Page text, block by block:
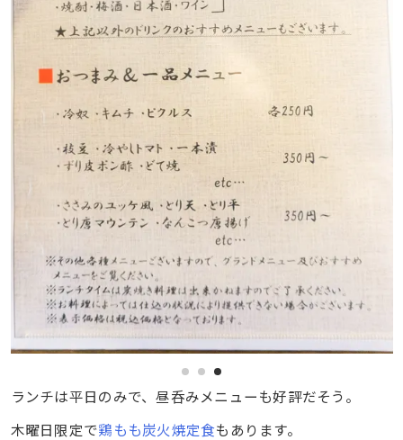
ランチは平日のみで、昼呑みメニューも好評だそう。
木曜日限定で鶏もも炭火焼定食もあります。